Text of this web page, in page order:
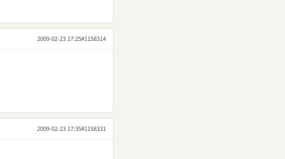
2009-02-23 17:25#1158314
2009-02-23 17:35#1158331